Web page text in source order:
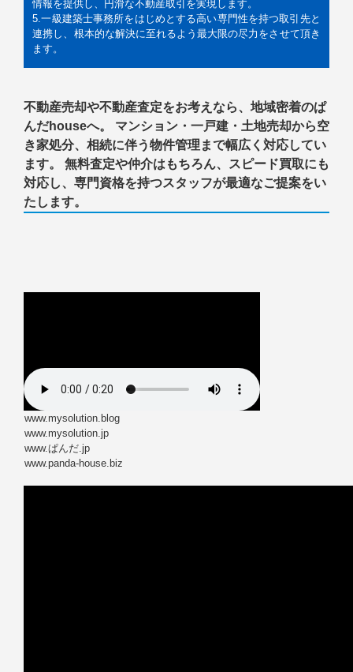
情報を提供し、円滑な不動産取引を実現します。
5.一級建築士事務所をはじめとする高い専門性を持つ取引先と
連携し、根本的な解決に至れるよう最大限の尽力をさせて頂き
ます。
不動産売却や不動産査定をお考えなら、地域密着のぱ
んだhouseへ。 マンション・一戸建・土地売却から空
き家処分、相続に伴う物件管理まで幅広く対応してい
ます。 無料査定や仲介はもちろん、スピード買取にも
対応し、専門資格を持つスタッフが最適なご提案をい
たします。
www.mysolution.blog
www.mysolution.jp
www.ぱんだ.jp
www.panda-house.biz